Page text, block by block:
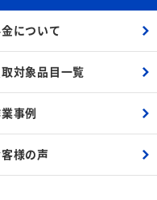
について
対象品目一覧
事例
様の声